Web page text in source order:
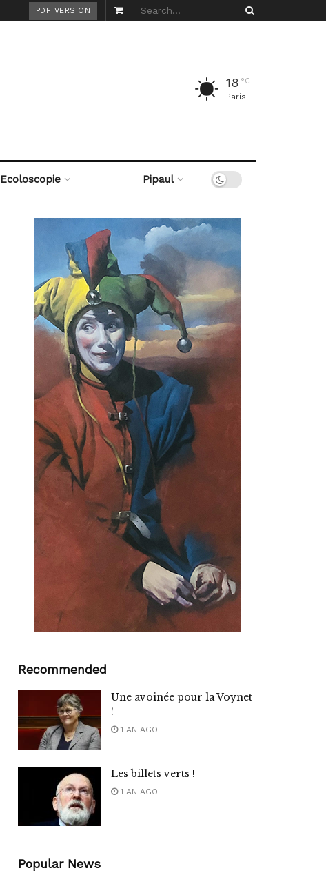
PDF VERSION
18 °C
Paris
Ecoloscopie Pipaul
Recommended
Une avoinée pour la Voynet
!
1 AN AGO
Les billets verts !
1 AN AGO
Popular News